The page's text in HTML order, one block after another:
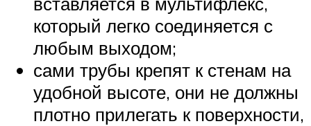
который легко соединяется с
любым выходом;
сами трубы крепят к стенам на
удобной высоте, они не должны
плотно прилегать к поверхности,